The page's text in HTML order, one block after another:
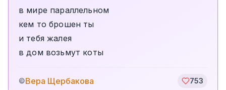
в мире параллельном
кем то брошен ты
и тебя жалея
в дом возьмут коты
©Вера Щербакова 753